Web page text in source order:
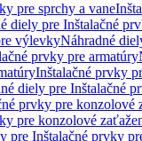
pre sprchy a vane
diely pre Inštalačné
výlevkyNáhradné
prvky pre armatúry
Inštalačné prvky
diely pre Inštalačné
prvky pre konzolové
pre konzolové
pre Inštalačné prvky